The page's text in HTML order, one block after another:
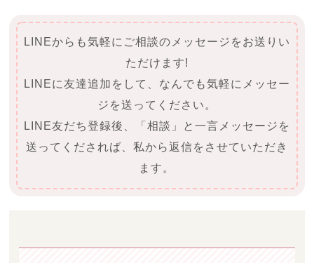
LINEからも気軽にご相談のメッセージをお送りい
ただけます!
LINEに友達追加をして、なんでも気軽にメッセー
ジを送ってください。
LINE友だち登録後、「相談」と一言メッセージを
送ってくだされば、私から返信をさせていただき
ます。